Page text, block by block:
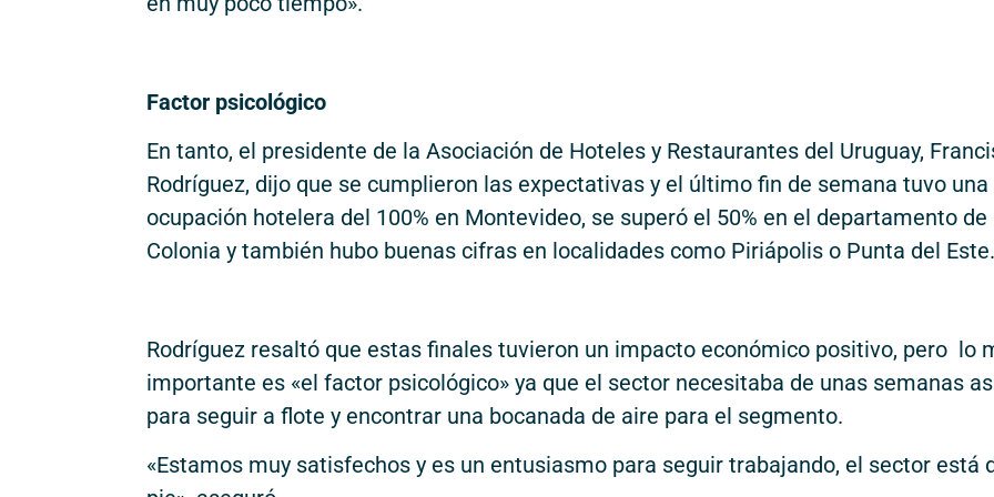
Factor psicológico
En tanto, el presidente de la Asociación de Hoteles y Restaurantes del Uruguay,
Rodríguez, dijo que se cumplieron las expectativas y el último fin de semana tuvo una
ocupación hotelera del 100% en Montevideo, se superó el 50% en el departamento de
Colonia y también hubo buenas cifras en localidades como Piriápolis o Punta del Este.
Rodríguez resaltó que estas finales tuvieron un impacto económico positivo, pero lo
importante es «el factor psicológico» ya que el sector necesitaba de unas semanas
para seguir a flote y encontrar una bocanada de aire para el segmento.
«Estamos muy satisfechos y es un entusiasmo para seguir trabajando, el sector está